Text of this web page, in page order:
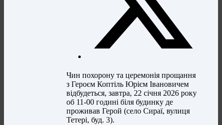
Чин похорону та церемонія прощання
з Героєм Коптіль Юрієм Івановичем
відбудеться, завтра, 22 січня 2026 року
об 11-00 годині біля будинку де
проживав Герой (село Сираї, вулиця
Тетері, буд. 3).